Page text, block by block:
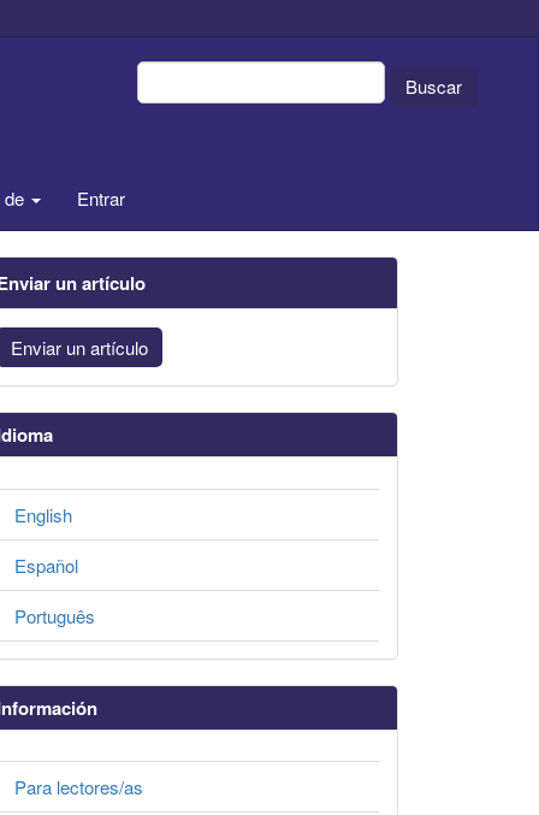
Buscar
Entrar
un artículo
Enviar un artículo
English
Español
Português
Para lectores/as